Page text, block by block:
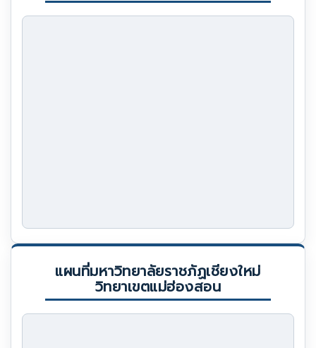
แผนที่มหาวิทยาลัยราชภัฏเชียงใหม่
วิทยาเขตแม่ฮ่องสอน